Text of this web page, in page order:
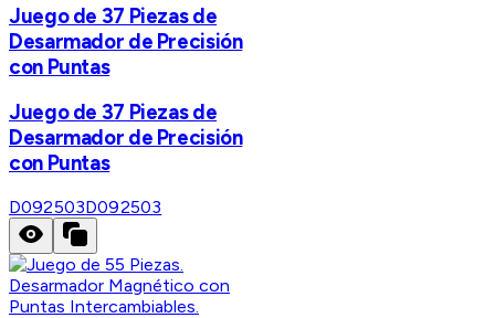
Juego de 37 Piezas de
Desarmador de Precisión
con Puntas
Juego de 37 Piezas de
Desarmador de Precisión
con Puntas
D092503D092503